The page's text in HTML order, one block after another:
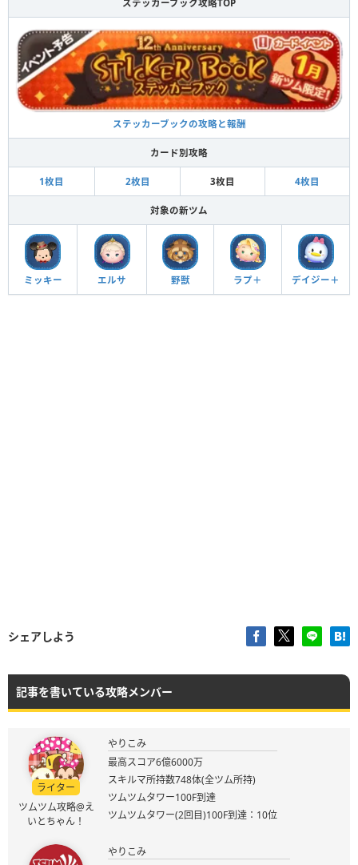
ステッカーブック攻略TOP
ステッカーブックの攻略と報酬
カード別攻略
1枚目 2枚目 3枚目 4枚目
対象の新ツム
ミッキー エルサ 野獣 ラプ＋ デイジー＋
シェアしよう
記事を書いている攻略メンバー
ライター
ツムツム攻略@え
いとちゃん！
やりこみ
最高スコア6億6000万
スキルマ所持数748体(全ツム所持)
ツムツムタワー100F到達
ツムツムタワー(2回目)100F到達：10位
やりこみ